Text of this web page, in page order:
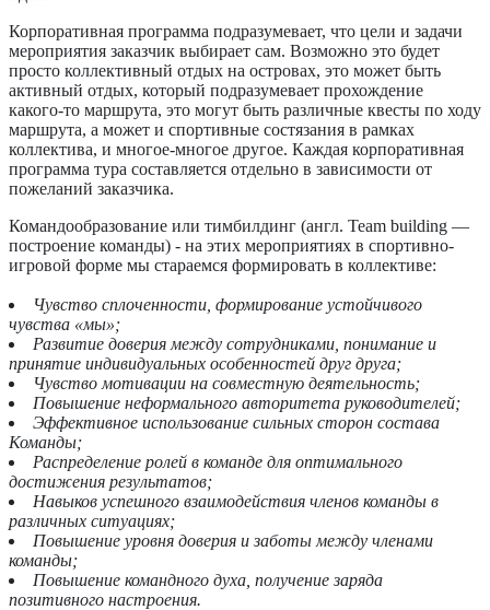
Корпоративная программа подразумевает, что цели и задачи
мероприятия заказчик выбирает сам. Возможно это будет
просто коллективный отдых на островах, это может быть
активный отдых, который подразумевает прохождение
какого-то маршрута, это могут быть различные квесты по ходу
маршрута, а может и спортивные состязания в рамках
коллектива, и многое-многое другое. Каждая корпоративная
программа тура составляется отдельно в зависимости от
пожеланий заказчика.
Командообразование или тимбилдинг (англ. Team building —
построение команды) - на этих мероприятиях в спортивно-
игровой форме мы стараемся формировать в коллективе:
Чувство сплоченности, формирование устойчивого
чувства «мы»;
Развитие доверия между сотрудниками, понимание и
принятие индивидуальных особенностей друг друга;
Чувство мотивации на совместную деятельность;
Повышение неформального авторитета руководителей;
Эффективное использование сильных сторон состава
Команды;
Распределение ролей в команде для оптимального
достижения результатов;
Навыков успешного взаимодействия членов команды в
различных ситуациях;
Повышение уровня доверия и заботы между членами
команды;
Повышение командного духа, получение заряда
позитивного настроения.